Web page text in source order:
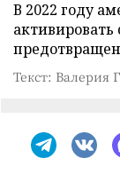
В 2022 году
Текст: Валерия